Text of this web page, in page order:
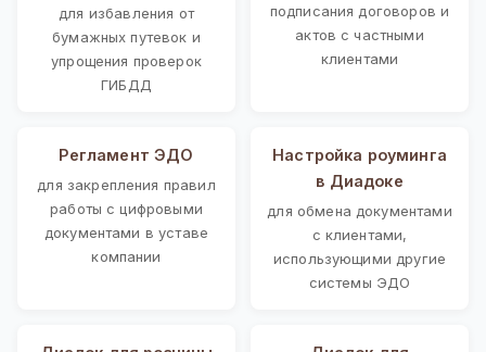
для избавления от
бумажных путевок и
упрощения проверок
ГИБДД
подписания договоров и
актов с частными
клиентами
Регламент ЭДО
для закрепления правил
работы с цифровыми
документами в уставе
компании
Настройка роуминга
в Диадоке
для обмена документами
с клиентами,
использующими другие
системы ЭДО